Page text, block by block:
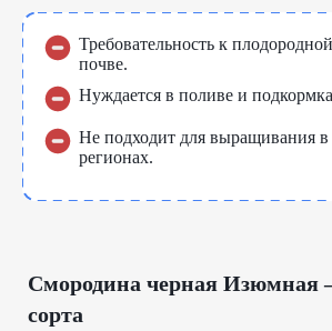
Требовательность к
почве.
Нуждается в поливе и
Не подходит для выращивания в
регионах.
Смородина черная Изюмная
сорта